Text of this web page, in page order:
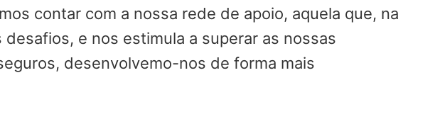
contar com a nossa rede de apoio, aquela que, na
e nos estimula a superar as nossas
desenvolvemo-nos de forma mais